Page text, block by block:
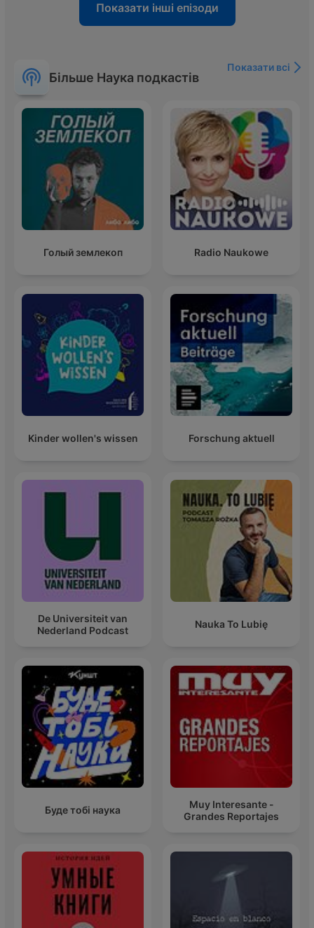
Показати інші епізоди
Більше Наука подкастів
Показати всі
Голый землекоп Radio Naukowe
Kinder wollen's wissen Forschung aktuell
De Universiteit van
Nederland Podcast
Nauka To Lubię
Буде тобі наука
Muy Interesante -
Grandes Reportajes